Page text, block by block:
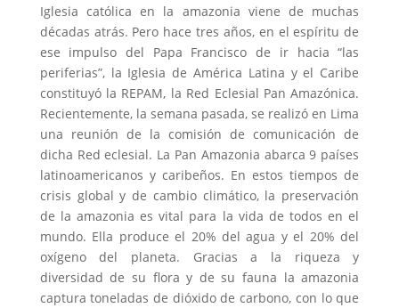
Iglesia católica en la amazonia viene de muchas
décadas atrás. Pero hace tres años, en el espíritu de
ese impulso del Papa Francisco de ir hacia “las
periferias”, la Iglesia de América Latina y el Caribe
constituyó la REPAM, la Red Eclesial Pan Amazónica.
Recientemente, la semana pasada, se realizó en Lima
una reunión de la comisión de comunicación de
dicha Red eclesial. La Pan Amazonia abarca 9 países
latinoamericanos y caribeños. En estos tiempos de
crisis global y de cambio climático, la preservación
de la amazonia es vital para la vida de todos en el
mundo. Ella produce el 20% del agua y el 20% del
oxígeno del planeta. Gracias a la riqueza y
diversidad de su flora y de su fauna la amazonia
captura toneladas de dióxido de carbono, con lo que